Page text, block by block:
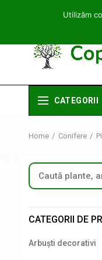
CATEGORII
Home Conifere
CATEGORII DE
Arbuști decorativi
Utilizăm